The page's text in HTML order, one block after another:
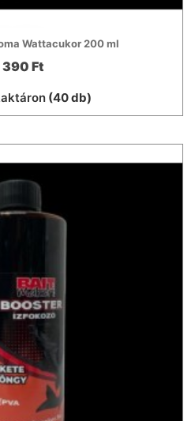
Wattacukor 200 ml
390 Ft
(40 db)